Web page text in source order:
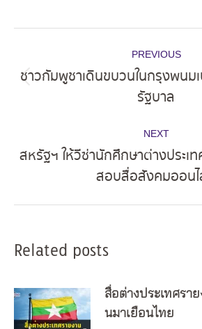
navigation
PREVIOUS
Previous
post:
ชาวกัมพูชาเดินขบวนในกรุงพน
รัฐบาล
NEXT
post:
สหรัฐฯ ให้วีซ่านักศึกษาต่างประเ
สอบสื่อสังคมออน
Related posts
สื่อต่างประเทศรา
นมาเยือนไทย